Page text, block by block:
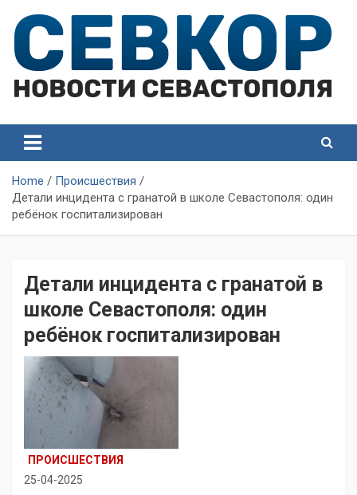
content
Севастополя
Севастополя
Home
Происшествия
Детали инцидента с гранатой в школе Севастополя: один
ребёнок госпитализирован
Детали инцидента с гранатой в
школе Севастополя: один
ребёнок госпитализирован
ПРОИСШЕСТВИЯ
25-04-2025